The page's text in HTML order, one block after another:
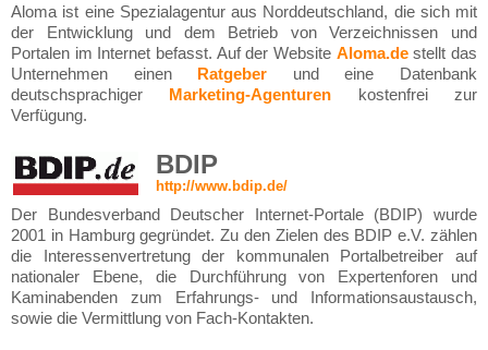
Aloma ist eine Spezialagentur aus Norddeutschland, die sich mit
der Entwicklung und dem Betrieb von Verzeichnissen und
Portalen im Internet befasst. Auf der Website Aloma.destellt das
Unternehmen einen Ratgeber und eine Datenbank
deutschsprachiger Marketing-Agenturen kostenfrei zur
Verfügung.
BDIP
http://www.bdip.de/
Der Bundesverband Deutscher Internet-Portale (BDIP) wurde
2001 in Hamburg gegründet. Zu den Zielen des BDIP e.V. zählen
die Interessenvertretung der kommunalen Portalbetreiber auf
nationaler Ebene, die Durchführung von Expertenforen und
Kaminabenden zum Erfahrungs- und Informationsaustausch,
sowie die Vermittlung von Fach-Kontakten.